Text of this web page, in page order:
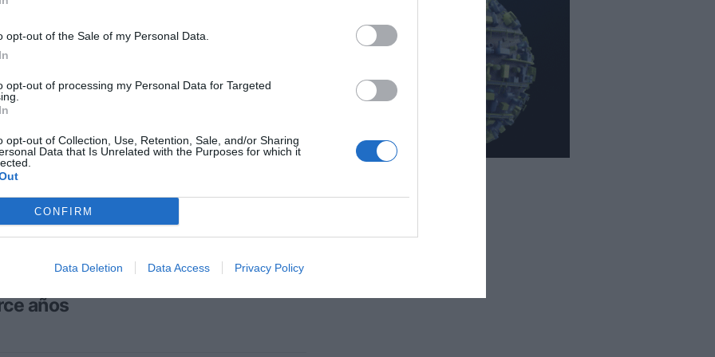
opt-out of the Sale of my Personal Data.
opt-out of processing my Personal Data for Targeted
opt-out of Collection, Use, Retention, Sale, and/or Sharing
Data that Is Unrelated with the Purposes for which it
CONFIRM
Data Deletion Data Access Privacy Policy
Aromatics
director creativo
en Sephora: el director global de
años